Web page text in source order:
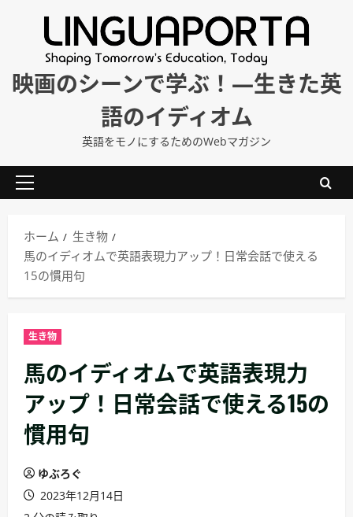
映画のシーンで学ぶ！―生きた英
語のイディオム
英語をモノにするためのWebマガジン
メ
ン
メ
ニ
ホーム
生き物
馬のイディオムで英語表現力アップ！日常会話で使える
15の慣用句
生き物
馬のイディオムで英語表現力
アップ！日常会話で使える15の
慣用句
ゆぶろぐ
2023年12月14日